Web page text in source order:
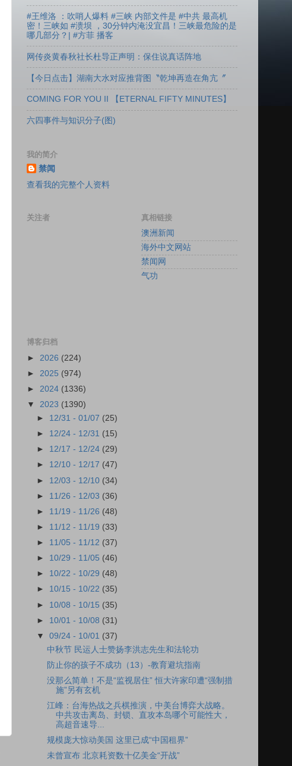
#王维洛 ：吹哨人爆料 #三峡 内部文件是 #中共 最高机
密！三峡如 #溃坝 ，30分钟内淹没宜昌！三峡最危险的是
哪几部分？| #方菲 播客
网传炎黄春秋社长杜导正声明：保住说真话阵地
【今日点击】湖南大水对应推背图〝乾坤再造在角亢〞
COMING FOR YOU II 【ETERNAL FIFTY MINUTES】
六四事件与知识分子(图)
我的简介
禁闻
查看我的完整个人资料
关注者
真相链接
澳洲新闻
海外中文网站
禁闻网
气功
博客归档
► 2026 (224)
► 2025 (974)
► 2024 (1336)
▼ 2023 (1390)
► 12/31 - 01/07 (25)
► 12/24 - 12/31 (15)
► 12/17 - 12/24 (29)
► 12/10 - 12/17 (47)
► 12/03 - 12/10 (34)
► 11/26 - 12/03 (36)
► 11/19 - 11/26 (48)
► 11/12 - 11/19 (33)
► 11/05 - 11/12 (37)
► 10/29 - 11/05 (46)
► 10/22 - 10/29 (48)
► 10/15 - 10/22 (35)
► 10/08 - 10/15 (35)
► 10/01 - 10/08 (31)
▼09/24 - 10/01 (37)
中秋节 民运人士赞扬李洪志先生和法轮功
防止你的孩子不成功（13）-教育避坑指南
没那么简单！不是“监视居住” 恒大许家印遭“强制措
施”另有玄机
江峰：台海热战之兵棋推演，中美台博弈大战略。
中共攻击离岛、封锁、直攻本岛哪个可能性大，
高超音速导...
规模庞大惊动美国 这里已成“中国租界”
未曾宣布 北京耗资数十亿美金“开战”